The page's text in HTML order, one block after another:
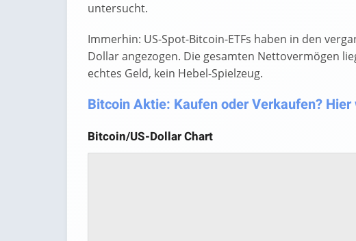
untersucht.
Immerhin: US-Spot-Bitcoin-ETFs haben in den
Dollar angezogen. Die gesamten Nettovermögen
echtes Geld, kein Hebel-Spielzeug.
Bitcoin Aktie: Kaufen oder Verkaufen?
Bitcoin/US-Dollar Chart